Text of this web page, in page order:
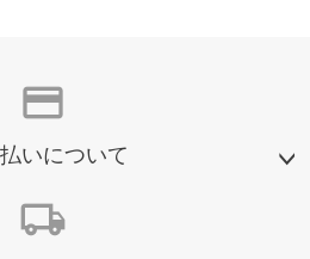
credit_card
いについて
local_shipping